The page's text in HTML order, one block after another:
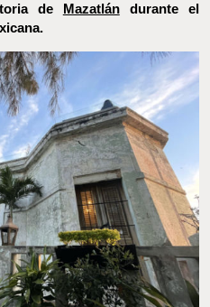
en cuartel militar.
Sin
el abandono durante casi 60
deMazatlán
durante el